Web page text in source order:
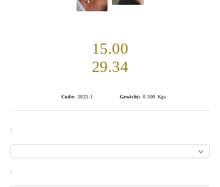
15.00
29.34
Code: 2023-1 Gewicht: 0.300 Kgs
:
: